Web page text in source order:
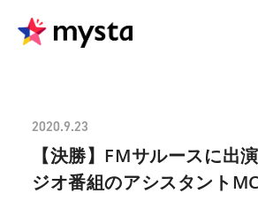
2020.9.23
【決勝】FMサルースに出
ジオ番組のアシスタント